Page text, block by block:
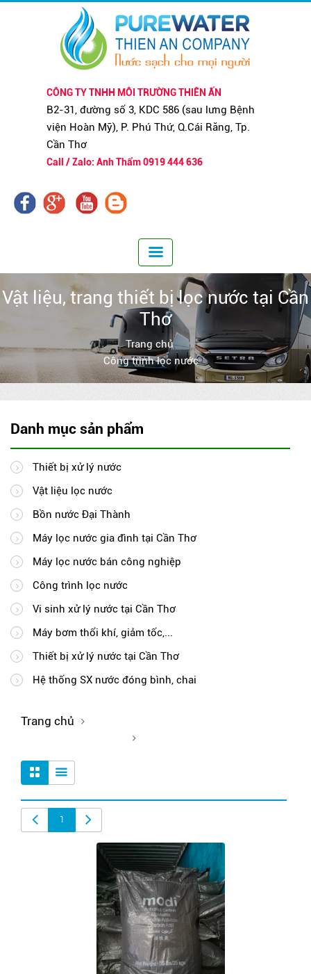
CÔNG TY TNHH MÔI TRƯỜNG THIÊN ẤN
B2-31, đường số 3, KDC 586 (sau lưng Bệnh
viện Hoàn Mỹ), P. Phú Thứ, Q.Cái Răng, Tp.
Cần Thơ
Call / Zalo: Anh Thẩm 0919 444 636
Vật liệu, trang thiết bị lọc nước tại Cần
Thơ
Trang chủ
Công trình lọc nước
Danh mục sản phẩm
Thiết bị xử lý nước
Vật liệu lọc nước
Bồn nước Đại Thành
Máy lọc nước gia đình tại Cần Thơ
Máy lọc nước bán công nghiệp
Công trình lọc nước
Vi sinh xử lý nước tại Cần Thơ
Máy bơm thổi khí, giảm tốc,...
Thiết bị xử lý nước tại Cần Thơ
Hệ thống SX nước đóng bình, chai
Trang chủ
1